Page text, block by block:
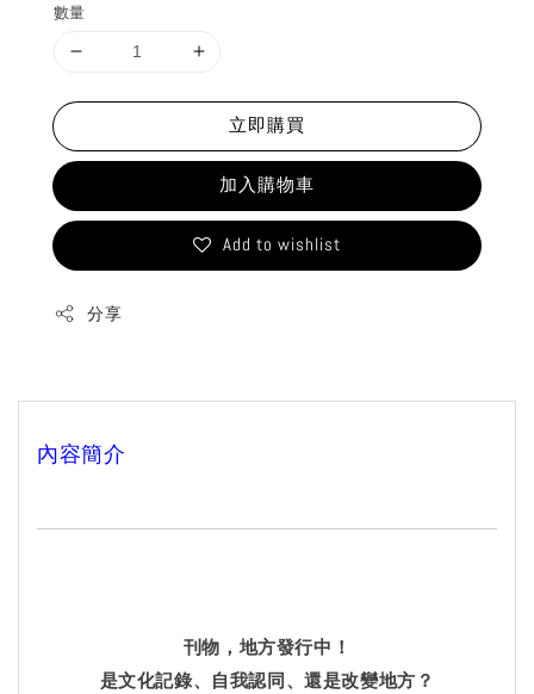
數量
立即購買
加入購物車
Add to wishlist
分享
內容簡介
刊物，地方發行中！
是文化記錄、自我認同、還是改變地方？